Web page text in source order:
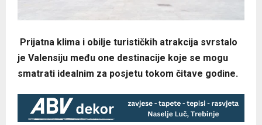
Prijatna klima i obilje turističkih atrakcija svrstalo
je Valensiju među one destinacije koje se mogu
smatrati idealnim za posjetu tokom čitave godine.